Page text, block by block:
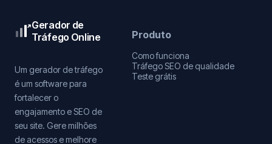
Gerador de
Tráfego Online
Um gerador de tráfego
é um software para
fortalecer o
engajamento e SEO de
seu site. Gere milhões
de acessos e melhore
Produto
Como funciona
Tráfego SEO de qualidade
Teste grátis